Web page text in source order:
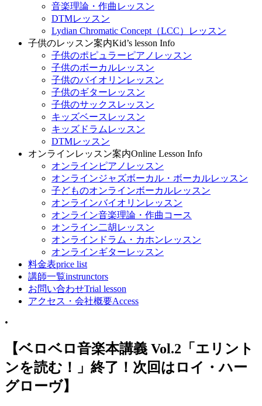
音楽理論・作曲レッスン
DTMレッスン
Lydian Chromatic Concept（LCC）レッスン
子供のレッスン案内Kid’s lesson Info
子供のポピュラーピアノレッスン
子供のボーカルレッスン
子供のバイオリンレッスン
子供のギターレッスン
子供のサックスレッスン
キッズベースレッスン
キッズドラムレッスン
DTMレッスン
オンラインレッスン案内Online Lesson Info
オンラインピアノレッスン
オンラインジャズボーカル・ボーカルレッスン
子どものオンラインボーカルレッスン
オンラインバイオリンレッスン
オンライン音楽理論・作曲コース
オンライン二胡レッスン
オンラインドラム・カホンレッスン
オンラインギターレッスン
料金表price list
講師一覧instrunctors
お問い合わせTrial lesson
アクセス・会社概要Access
•
【ベロベロ音楽本講義 Vol.2「エリント
ンを読む！」終了！次回はロイ・ハー
グローヴ】